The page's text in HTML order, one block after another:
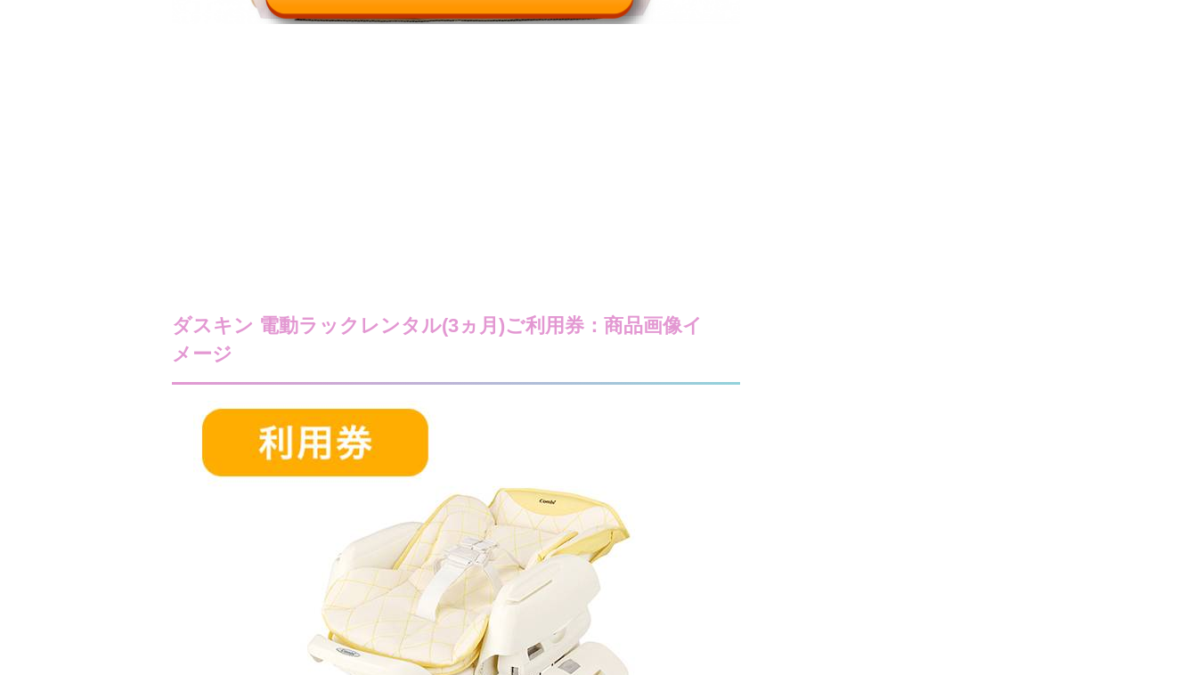
ダスキン 電動ラックレンタル(3ヵ月)ご利用券：商品画像イ
メージ